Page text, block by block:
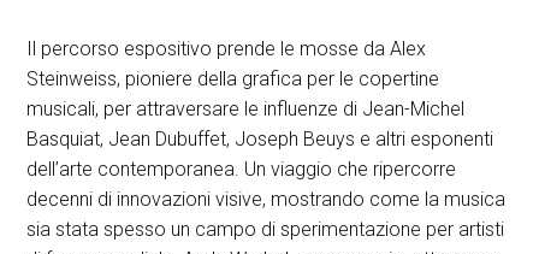
Il percorso espositivo prende le mosse da Alex
Steinweiss, pioniere della grafica per le copertine
musicali, per attraversare le influenze di Jean-Michel
Basquiat, Jean Dubuffet, Joseph Beuys e altri esponenti
dell’arte contemporanea. Un viaggio che ripercorre
decenni di innovazioni visive, mostrando come la musica
sia stata spesso un campo di sperimentazione per artisti